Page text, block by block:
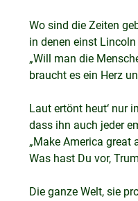
Wo sind die Zeiten
in denen einst
„Will man die
braucht es ein Herz
Laut ertönt heut‘ nur
dass ihn auch jeder
„Make America great
Was hast Du vor,
Die ganze Welt, sie